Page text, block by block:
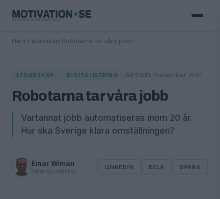
Hem Ledarskap Robotarna tar våra jobb
LEDARSKAP DIGITALISERING ARTIKEL December 2014
Robotarna tar våra jobb
Vartannat jobb automatiseras inom 20 år.
Hur ska Sverige klara omställningen?
Einar Wiman
Frilansjournalist
LINKEDIN DELA SPARA